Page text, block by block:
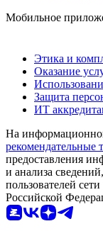
Мобильное
Этика и
Оказание
Защита
ИТ
На
рекомендательные
предоставления
и анализа
пользователей
Российской